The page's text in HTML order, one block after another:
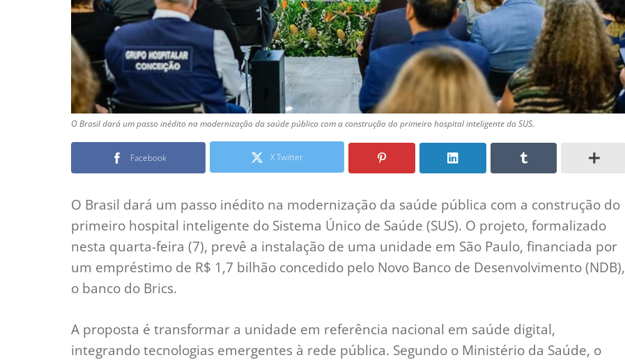
O Brasil dará um passo inédito na modernização da saúde pública com a construção do primeiro hospital inteligente do SUS.
Facebook X Twitter
O Brasil dará um passo inédito na modernização da saúde pública com a construção do
primeiro hospital inteligente do Sistema Único de Saúde (SUS). O projeto, formalizado
nesta quarta-feira (7), prevê a instalação de uma unidade em São Paulo, financiada por
um empréstimo de R$ 1,7 bilhão concedido pelo Novo Banco de Desenvolvimento (NDB),
o banco do Brics.
A proposta é transformar a unidade em referência nacional em saúde digital,
integrando tecnologias emergentes à rede pública. Segundo o Ministério da Saúde, o